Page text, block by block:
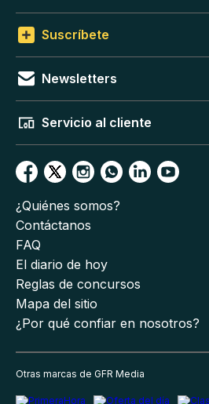
Suscríbete
Newsletters
Servicio al cliente
¿Quiénes somos?
Contáctanos
FAQ
El diario de hoy
Reglas de concursos
Mapa del sitio
¿Por qué confiar en nosotros?
Otras marcas de GFR Media